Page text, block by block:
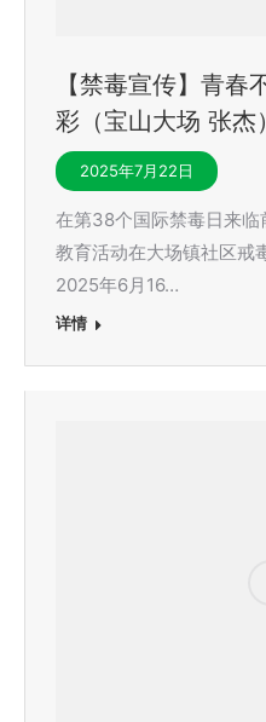
【禁毒宣传】青春
彩（宝山大场 张杰）
2025年7月22日
在第38个国际禁毒日来
教育活动在大场镇社区戒
2025年6月16…
详情